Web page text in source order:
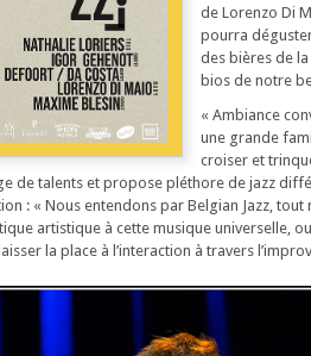
de Lorenzo Di
pourra
des bières de
bios de notre
« Ambiance
une grande
croiser et
de talents et propose pléthore de jazz
: « Nous entendons par Belgian Jazz,
artistique à cette musique universelle,
la place à l’interaction à travers